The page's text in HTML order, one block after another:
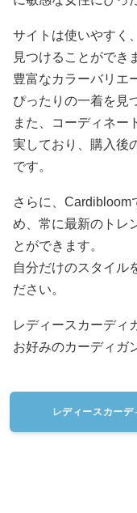
サイトは使いやすく
見つけることができ
豊富なカラーバリエ
ぴったりの一着を見
また、コーディネー
実しており、購入後
です。
さらに、Cardibloom
め、常に最新のトレ
とができます。
自分だけのスタイル
ださい。
レディースカーディ
お好みのカーディガ
レディースカー